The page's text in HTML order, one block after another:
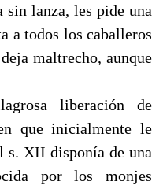
lanza, les pide una
a todos los caballeros
maltrecho, aunque
liberación de
que inicialmente le
s. XII disponía de una
por los monjes